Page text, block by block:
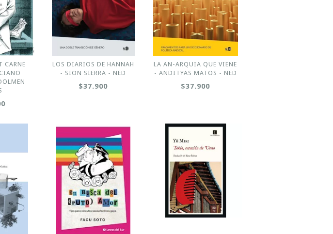
CARNE
LOS DIARIOS DE HANNAH
- SION SIERRA - NED
$37.900
LA AN-ARQUIA QUE VIENE
- ANDITYAS MATOS - NED
$37.900